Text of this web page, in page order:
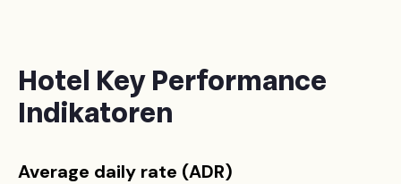
Hotel Key Performance
Indikatoren
Average daily rate (ADR)